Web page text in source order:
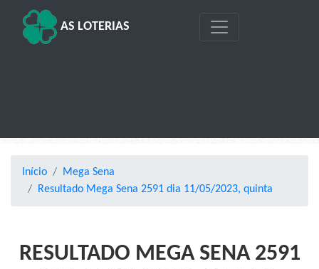
AS LOTERIAS
Início
Mega Sena
Resultado Mega Sena 2591 dia 11/05/2023, quinta
RESULTADO MEGA SENA 2591